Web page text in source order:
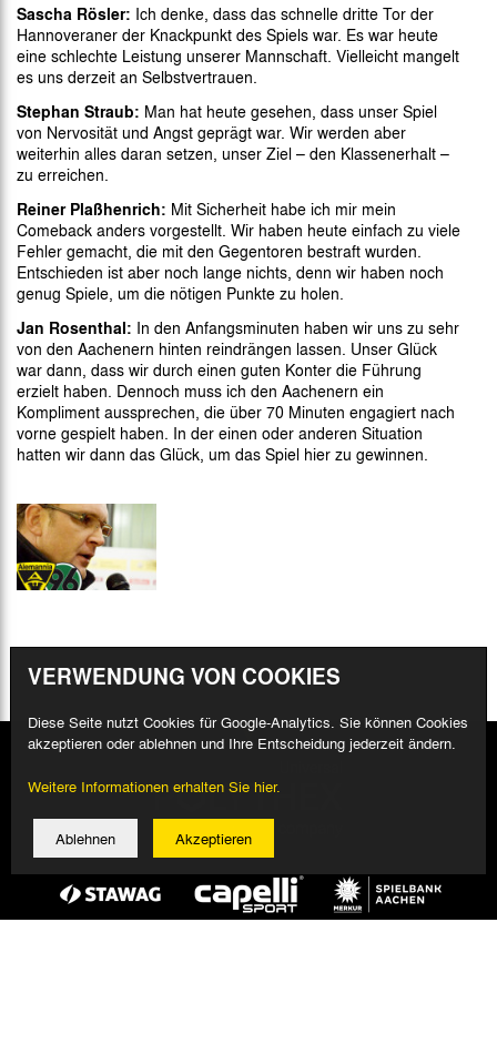
Sascha Rösler: Ich denke, dass das schnelle dritte Tor der
Hannoveraner der Knackpunkt des Spiels war. Es war heute
eine schlechte Leistung unserer Mannschaft. Vielleicht mangelt
es uns derzeit an Selbstvertrauen.
Stephan Straub: Man hat heute gesehen, dass unser Spiel
von Nervosität und Angst geprägt war. Wir werden aber
weiterhin alles daran setzen, unser Ziel – den Klassenerhalt –
zu erreichen.
Reiner Plaßhenrich: Mit Sicherheit habe ich mir mein
Comeback anders vorgestellt. Wir haben heute einfach zu viele
Fehler gemacht, die mit den Gegentoren bestraft wurden.
Entschieden ist aber noch lange nichts, denn wir haben noch
genug Spiele, um die nötigen Punkte zu holen.
Jan Rosenthal: In den Anfangsminuten haben wir uns zu sehr
von den Aachenern hinten reindrängen lassen. Unser Glück
war dann, dass wir durch einen guten Konter die Führung
erzielt haben. Dennoch muss ich den Aachenern ein
Kompliment aussprechen, die über 70 Minuten engagiert nach
vorne gespielt haben. In der einen oder anderen Situation
hatten wir dann das Glück, um das Spiel hier zu gewinnen.
VERWENDUNG VON COOKIES
Diese Seite nutzt Cookies für Google-Analytics. Sie können Cookies
akzeptieren oder ablehnen und Ihre Entscheidung jederzeit ändern.
Weitere Informationen erhalten Sie hier.
Ablehnen Akzeptieren